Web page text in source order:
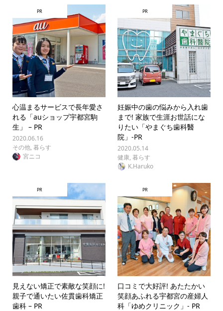
PR
心温まるサービスで長年愛さ
れる「auショップ宇都宮駒
生」 – PR
2020.06.16
その他, 暮らす
宮ニコ
PR
妊娠中の歯の悩みから入れ歯
まで! 家族で生涯お世話にな
りたい「やまぐち歯科醫
院」-PR
2020.05.14
健康,暮らす
K.Haruko
PR
見えない矯正で素敵な笑顔に!
親子で通いたい佐貫歯科矯正
歯科 – PR
PR
口コミで大好評! あたたかい
笑顔あふれる宇都宮の産婦人
科「ゆめクリニック」- PR